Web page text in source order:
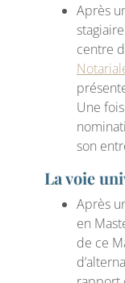
Après
centre
Une
son
La voie
Après
en
de ce